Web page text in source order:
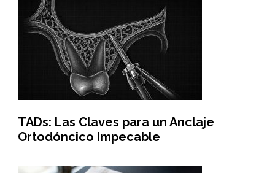
TADs: Las Claves para un Anclaje
Ortodóncico Impecable